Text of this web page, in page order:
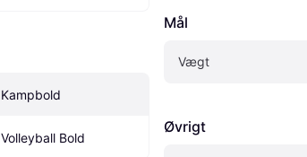
Kampbold
Volleyball Bold
Mål
Vægt
Øvrigt